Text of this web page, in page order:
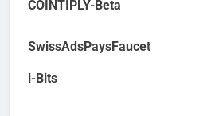
COINTIPLY-Beta
SwissAdsPaysFaucet
i-Bits